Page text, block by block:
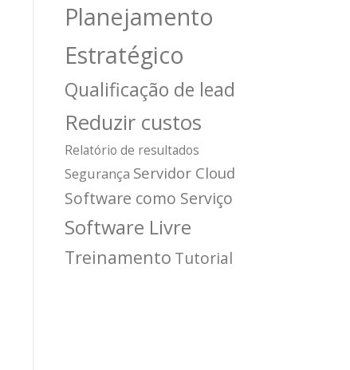
Planejamento
Estratégico
Qualificação de lead
Reduzir custos
Relatório de resultados
Segurança Servidor Cloud
Software como Serviço
Software Livre
Treinamento Tutorial